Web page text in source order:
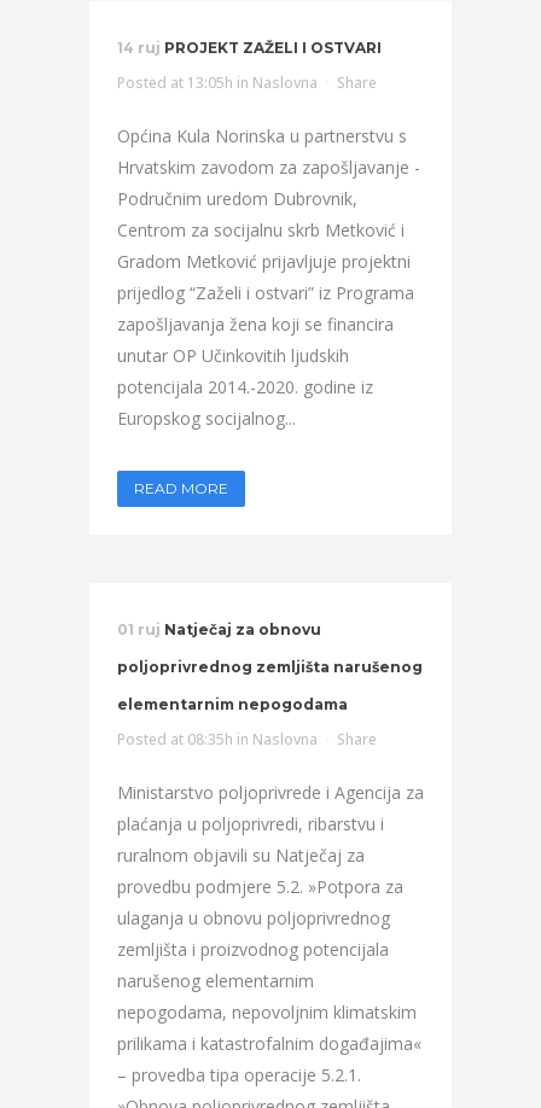
14 ruj PROJEKT ZAŽELI I OSTVARI
Posted at 13:05h in Naslovna Share
Općina Kula Norinska u partnerstvu s
Hrvatskim zavodom za zapošljavanje -
Područnim uredom Dubrovnik,
Centrom za socijalnu skrb Metković i
Gradom Metković prijavljuje projektni
prijedlog “Zaželi i ostvari” iz Programa
zapošljavanja žena koji se financira
unutar OP Učinkovitih ljudskih
potencijala 2014.-2020. godine iz
Europskog socijalnog...
READ MORE
01 ruj Natječaj za obnovu
poljoprivrednog zemljišta narušenog
elementarnim nepogodama
Posted at 08:35h in Naslovna Share
Ministarstvo poljoprivrede i Agencija za
plaćanja u poljoprivredi, ribarstvu i
ruralnom objavili su Natječaj za
provedbu podmjere 5.2. »Potpora za
ulaganja u obnovu poljoprivrednog
zemljišta i proizvodnog potencijala
narušenog elementarnim
nepogodama, nepovoljnim klimatskim
prilikama i katastrofalnim događajima«
– provedba tipa operacije 5.2.1.